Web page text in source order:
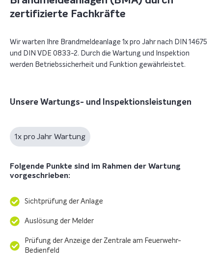
zertifizierte Fachkräfte
Wir warten Ihre Brandmeldeanlage 1x pro Jahr nach DIN 14675
und DIN VDE 0833-2. Durch die Wartung und Inspektion
werden Betriebssicherheit und Funktion gewährleistet.
Unsere Wartungs- und Inspektionsleistungen
1x pro Jahr Wartung
Folgende Punkte sind im Rahmen der Wartung
vorgeschrieben:
Sichtprüfung der Anlage
Auslösung der Melder
Prüfung der Anzeige der Zentrale am Feuerwehr-
Bedienfeld